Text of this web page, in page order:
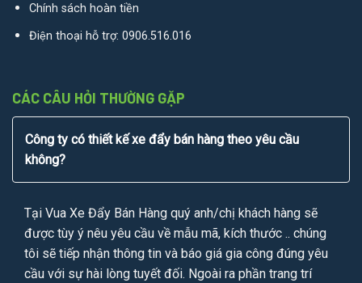
Chính sách hoàn tiền
Điện thoại hỗ trợ: 0906.516.016
CÁC CÂU HỎI THƯỜNG GẶP
Công ty có thiết kế xe đẩy bán hàng theo yêu cầu
không?
Tại Vua Xe Đẩy Bán Hàng quý anh/chị khách hàng sẽ
được tùy ý nêu yêu cầu về mẫu mã, kích thước .. chúng
tôi sẽ tiếp nhận thông tin và báo giá gia công đúng yêu
cầu với sự hài lòng tuyết đối. Ngoài ra phần trang trí